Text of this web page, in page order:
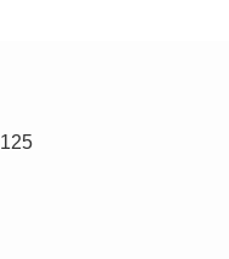
静岡県浜松市浜名区引佐町川名1125